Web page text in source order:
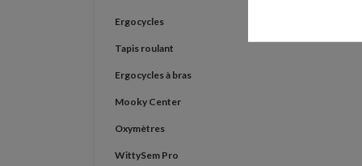
Ergocycles
Tapis roulant
Ergocycles à bras
Mooky Center
Oxymètres
WittySem Pro